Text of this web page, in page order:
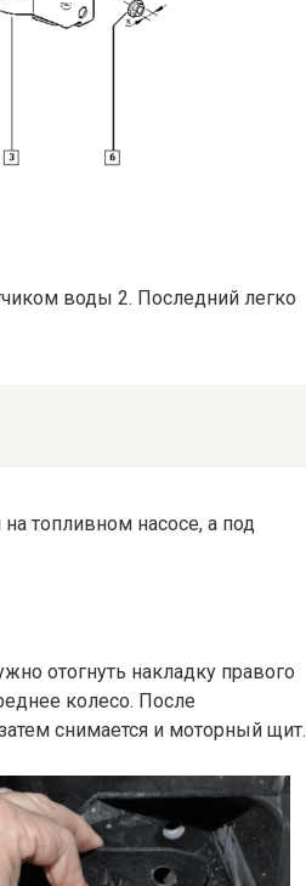
воды 2. Последний легко
топливном насосе, а под
отогнуть накладку правого
колесо. После
снимается и моторный щит.